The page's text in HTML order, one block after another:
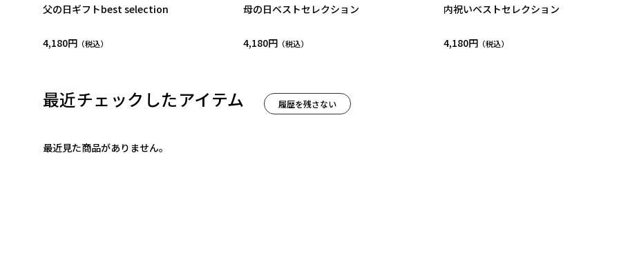
父の日ギフトbest selection
4,180円
母の日ベストセレクション
4,180円
内祝いベストセレクション
4,180円
最近チェックしたアイテム
最近見た商品がありません。
履歴を残さない